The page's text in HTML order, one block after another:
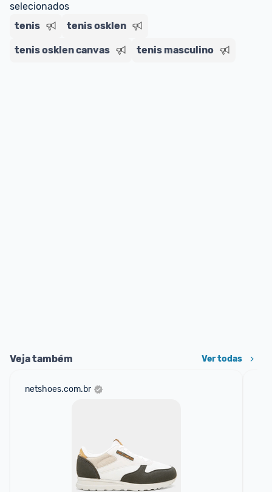
selecionados
tenis
tenis osklen
tenis osklen canvas tenis masculino
Veja também Ver todas
netshoes.com.br